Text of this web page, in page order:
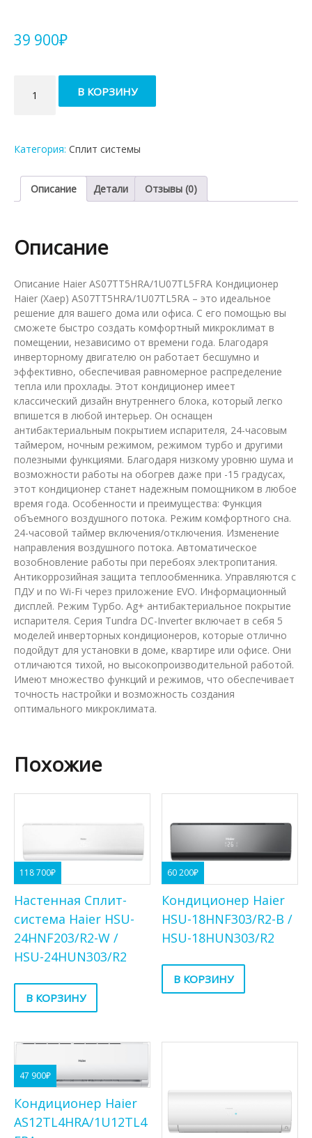
39 900₽
товара
Кондиционер
В КОРЗИНУ
Категория: Сплит системы
Описание Детали Отзывы (0)
Описание
Описание Haier AS07TT5HRA/1U07TL5FRA Кондиционер
Haier (Хаер) AS07TT5HRA/1U07TL5RA – это идеальное
решение для вашего дома или офиса. С его помощью вы
сможете быстро создать комфортный микроклимат в
помещении, независимо от времени года. Благодаря
инверторному двигателю он работает бесшумно и
эффективно, обеспечивая равномерное распределение
тепла или прохлады. Этот кондиционер имеет
классический дизайн внутреннего блока, который легко
впишется в любой интерьер. Он оснащен
антибактериальным покрытием испарителя, 24-часовым
таймером, ночным режимом, режимом турбо и другими
полезными функциями. Благодаря низкому уровню шума и
возможности работы на обогрев даже при -15 градусах,
этот кондиционер станет надежным помощником в любое
время года. Особенности и преимущества: Функция
объемного воздушного потока. Режим комфортного сна.
24-часовой таймер включения/отключения. Изменение
направления воздушного потока. Автоматическое
возобновление работы при перебоях электропитания.
Антикоррозийная защита теплообменника. Управляются с
ПДУ и по Wi-Fi через приложение EVO. Информационный
дисплей. Режим Турбо. Ag+ антибактериальное покрытие
испарителя. Серия Tundra DC-Inverter включает в себя 5
моделей инверторных кондиционеров, которые отлично
подойдут для установки в доме, квартире или офисе. Они
отличаются тихой, но высокопроизводительной работой.
Имеют множество функций и режимов, что обеспечивает
точность настройки и возможность создания
оптимального микроклимата.
Похожие
118 700₽
Настенная Сплит-
система Haier HSU-
24HNF203/R2-W /
HSU-24HUN303/R2
В КОРЗИНУ
60 200₽
Кондиционер Haier
HSU-18HNF303/R2-B /
HSU-18HUN303/R2
В КОРЗИНУ
47 900₽
Кондиционер Haier
AS12TL4HRA/1U12TL4